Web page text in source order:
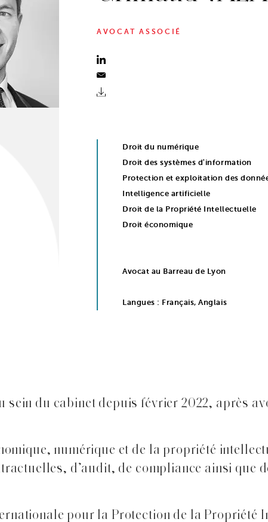
AVOCAT ASSOCIÉ
Droit du numérique
Droit des systèmes d'information
Protection et exploitation des
Intelligence artificielle
Droit de la Propriété Intellectuelle
Droit économique
Avocat au Barreau de Lyon
Langues : Français, Anglais
sein du cabinet depuis février 2022, après
numérique et de la propriété
d’audit, de compliance ainsi que
pour la Protection de la Propriété